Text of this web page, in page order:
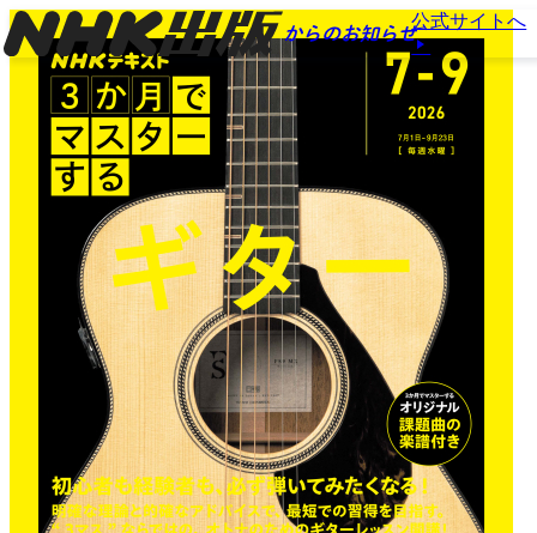
からのお知らせ
公式サイトへ